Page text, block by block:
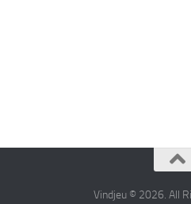
Vindjeu © 2026. All